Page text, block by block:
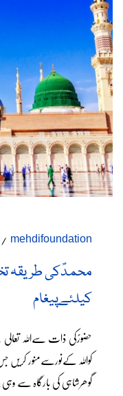
mehdifoundation
محمدؐکی طریقہ
کیلئےپیغام
حضورؐکی ذات سےاللہ تعالی
کواللہ کےنورسےمنور
گوھرشاہی کی بارگاہ سے